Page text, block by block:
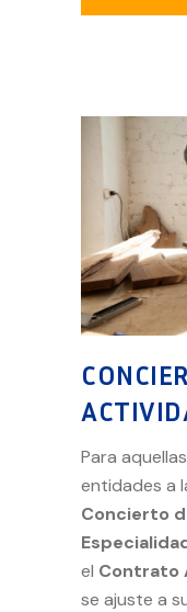
Para
entidades a
Concierto
el Contrato
se ajuste a